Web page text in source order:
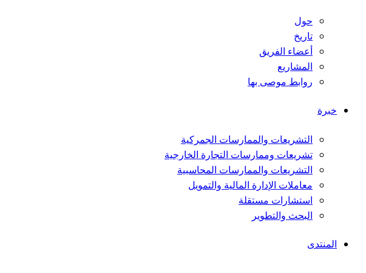
حول
تاريخ
أعضاء الفريق
المشاريع
روابط موصى بها
خبرة
التشريعات والممارسات الجمركية
تشريعات وممارسات التجارة الخارجية
التشريعات والممارسات المحاسبية
معاملات الإدارة المالية والتمويل
استشارات مستقلة
البحث والتطوير
المنتدى